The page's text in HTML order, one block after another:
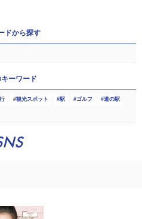
ドから探す
ーワード
観光スポット 駅 ゴルフ 道の駅